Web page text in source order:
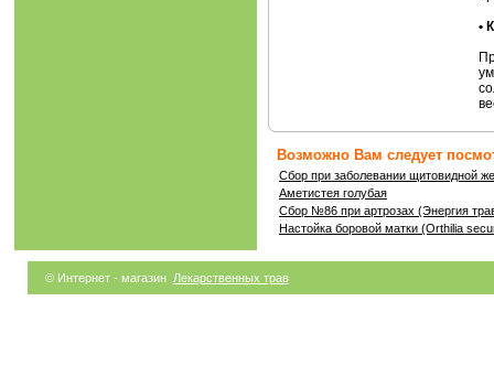
•
Возможно Вам следует
Сбор при заболевании щитовидной
Аметистея голубая
Сбор №86 при артрозах (Энергия
Настойка боровой матки (Orthilia
© Интернет - магазин Лекарственных трав